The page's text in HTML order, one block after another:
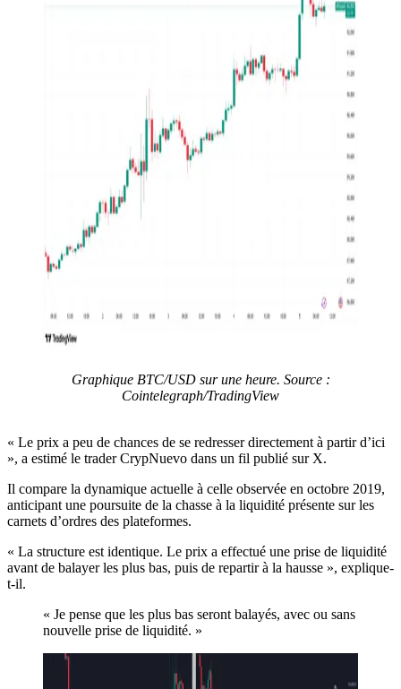
Graphique BTC/USD sur une heure. Source :
Cointelegraph/TradingView
« Le prix a peu de chances de se redresser directement à partir d’ici
», a estimé le trader CrypNuevo dans un fil publié sur X.
Il compare la dynamique actuelle à celle observée en octobre 2019,
anticipant une poursuite de la chasse à la liquidité présente sur les
carnets d’ordres des plateformes.
« La structure est identique. Le prix a effectué une prise de liquidité
avant de balayer les plus bas, puis de repartir à la hausse », explique-
t-il.
« Je pense que les plus bas seront balayés, avec ou sans
nouvelle prise de liquidité. »